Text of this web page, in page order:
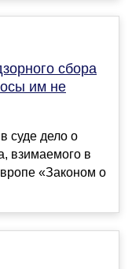
сбора
им не
суде дело о
взимаемого в
«Законом о